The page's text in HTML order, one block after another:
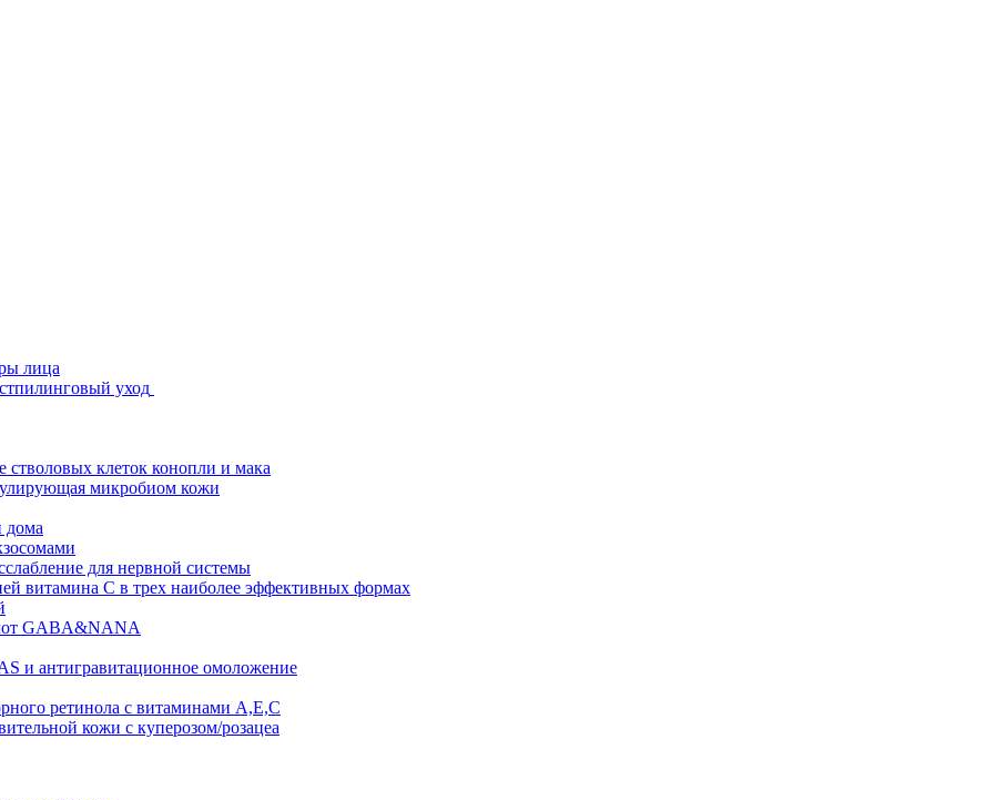
лица
уход
стволовых клеток конопли и мака
микробиом кожи
дома
для нервной системы
витамина C в трех наиболее эффективных формах
GABA&NANA
и антигравитационное омоложение
ретинола с витаминами A,Е,С
кожи с куперозом/розацеа